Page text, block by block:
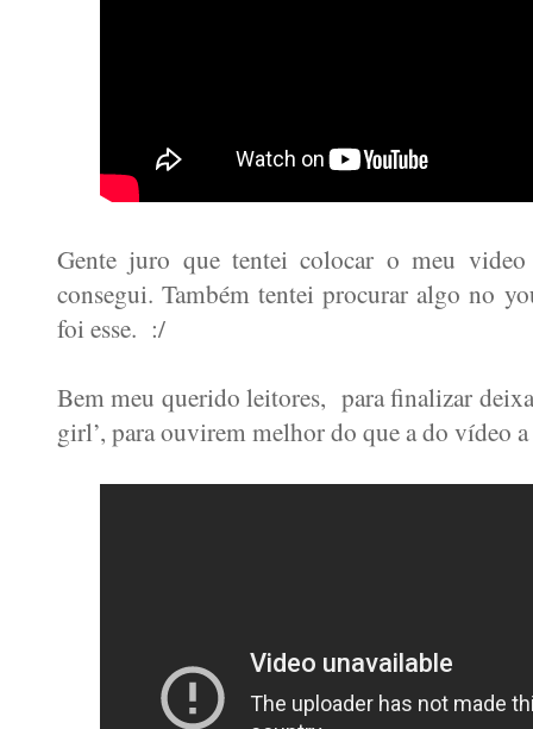
Gente juro que tentei colocar o meu
consegui. Também tentei procurar algo no
foi esse. :/
Bem meu querido leitores, para finalizar
girl’, para ouvirem melhor do que a do vídeo